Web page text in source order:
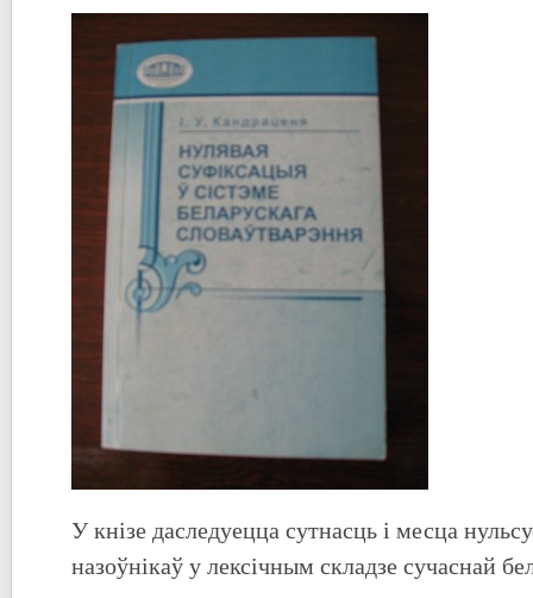
У кнізе даследуецца сутнасць і месца
назоўнікаў у лексічным складзе сучаснай